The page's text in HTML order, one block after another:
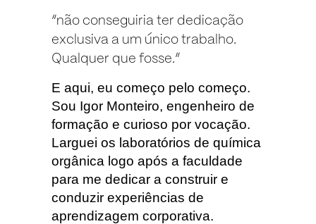
“não conseguiria ter dedicação
exclusiva a um único trabalho.
Qualquer que fosse.”
E aqui, eu começo pelo começo.
Sou Igor Monteiro, engenheiro de
formação e curioso por vocação.
Larguei os laboratórios de química
orgânica logo após a faculdade
para me dedicar a construir e
conduzir experiências de
aprendizagem corporativa.